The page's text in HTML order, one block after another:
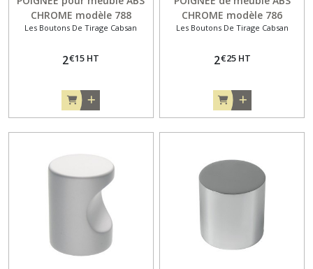
CHROME modèle 788
Les Boutons De Tirage Cabsan
2€15 HT
CHROME modèle 786
Les Boutons De Tirage Cabsan
2€25 HT
Patères
et
manteaux
Afficher
résultats